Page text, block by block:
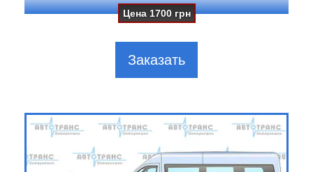
Цена1700 грн
Заказать